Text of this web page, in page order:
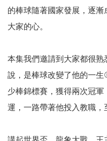
的棒球隨著國家發展，逐
大家的心。
本集我們邀請到大家都很
說，是棒球改變了他的一
少棒錦標賽，獲得兩次冠
運，一路帶著他投入教職，